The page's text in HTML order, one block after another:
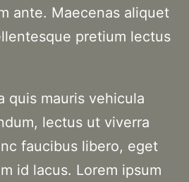
ante. Maecenas aliquet
pretium lectus
quis mauris vehicula
lectus ut viverra
faucibus libero, eget
id lacus. Lorem ipsum